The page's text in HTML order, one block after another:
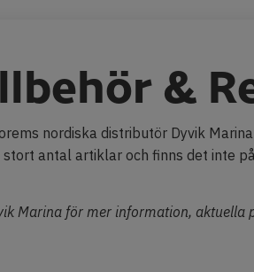
&
nordiska distributör Dyvik
antal artiklar och finns det inte
Marina för mer information, aktuella